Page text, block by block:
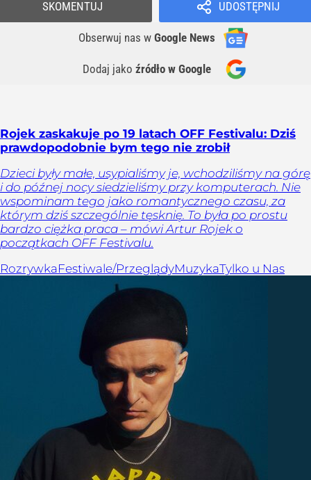
UDOSTĘPNIJ
Obserwuj nas w Google News
Dodaj jako źródło w Google
SKOMENTUJ
Rojek zaskakuje po 19 latach OFF Festivalu: Dziś
prawdopodobnie bym tego nie zrobił
Dzieci były małe, usypialiśmy je, wchodziliśmy na górę
i do późnej nocy siedzieliśmy przy komputerach. Nie
wspominam tego jako romantycznego czasu, za
którym dziś szczególnie tęsknię. To była po prostu
bardzo ciężka praca – mówi Artur Rojek o
początkach OFF Festivalu.
RozrywkaFestiwale/PrzeglądyMuzykaTylko u Nas